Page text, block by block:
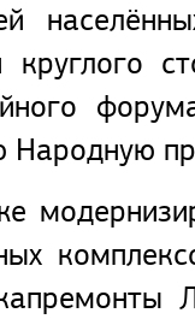
круглого
Народную